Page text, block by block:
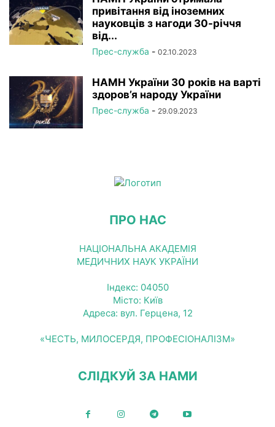
привітання від іноземних
науковців з нагоди 30-річчя
від...
Прес-служба - 02.10.2023
НАМН України 30 років на варті
здоров’я народу України
Прес-служба - 29.09.2023
ПРО НАС
НАЦІОНАЛЬНА АКАДЕМІЯ
МЕДИЧНИХ НАУК УКРАЇНИ
Індекс: 04050
Місто: Київ
Адреса: вул. Герцена, 12
«ЧЕСТЬ, МИЛОСЕРДЯ, ПРОФЕСІОНАЛІЗМ»
СЛІДКУЙ ЗА НАМИ